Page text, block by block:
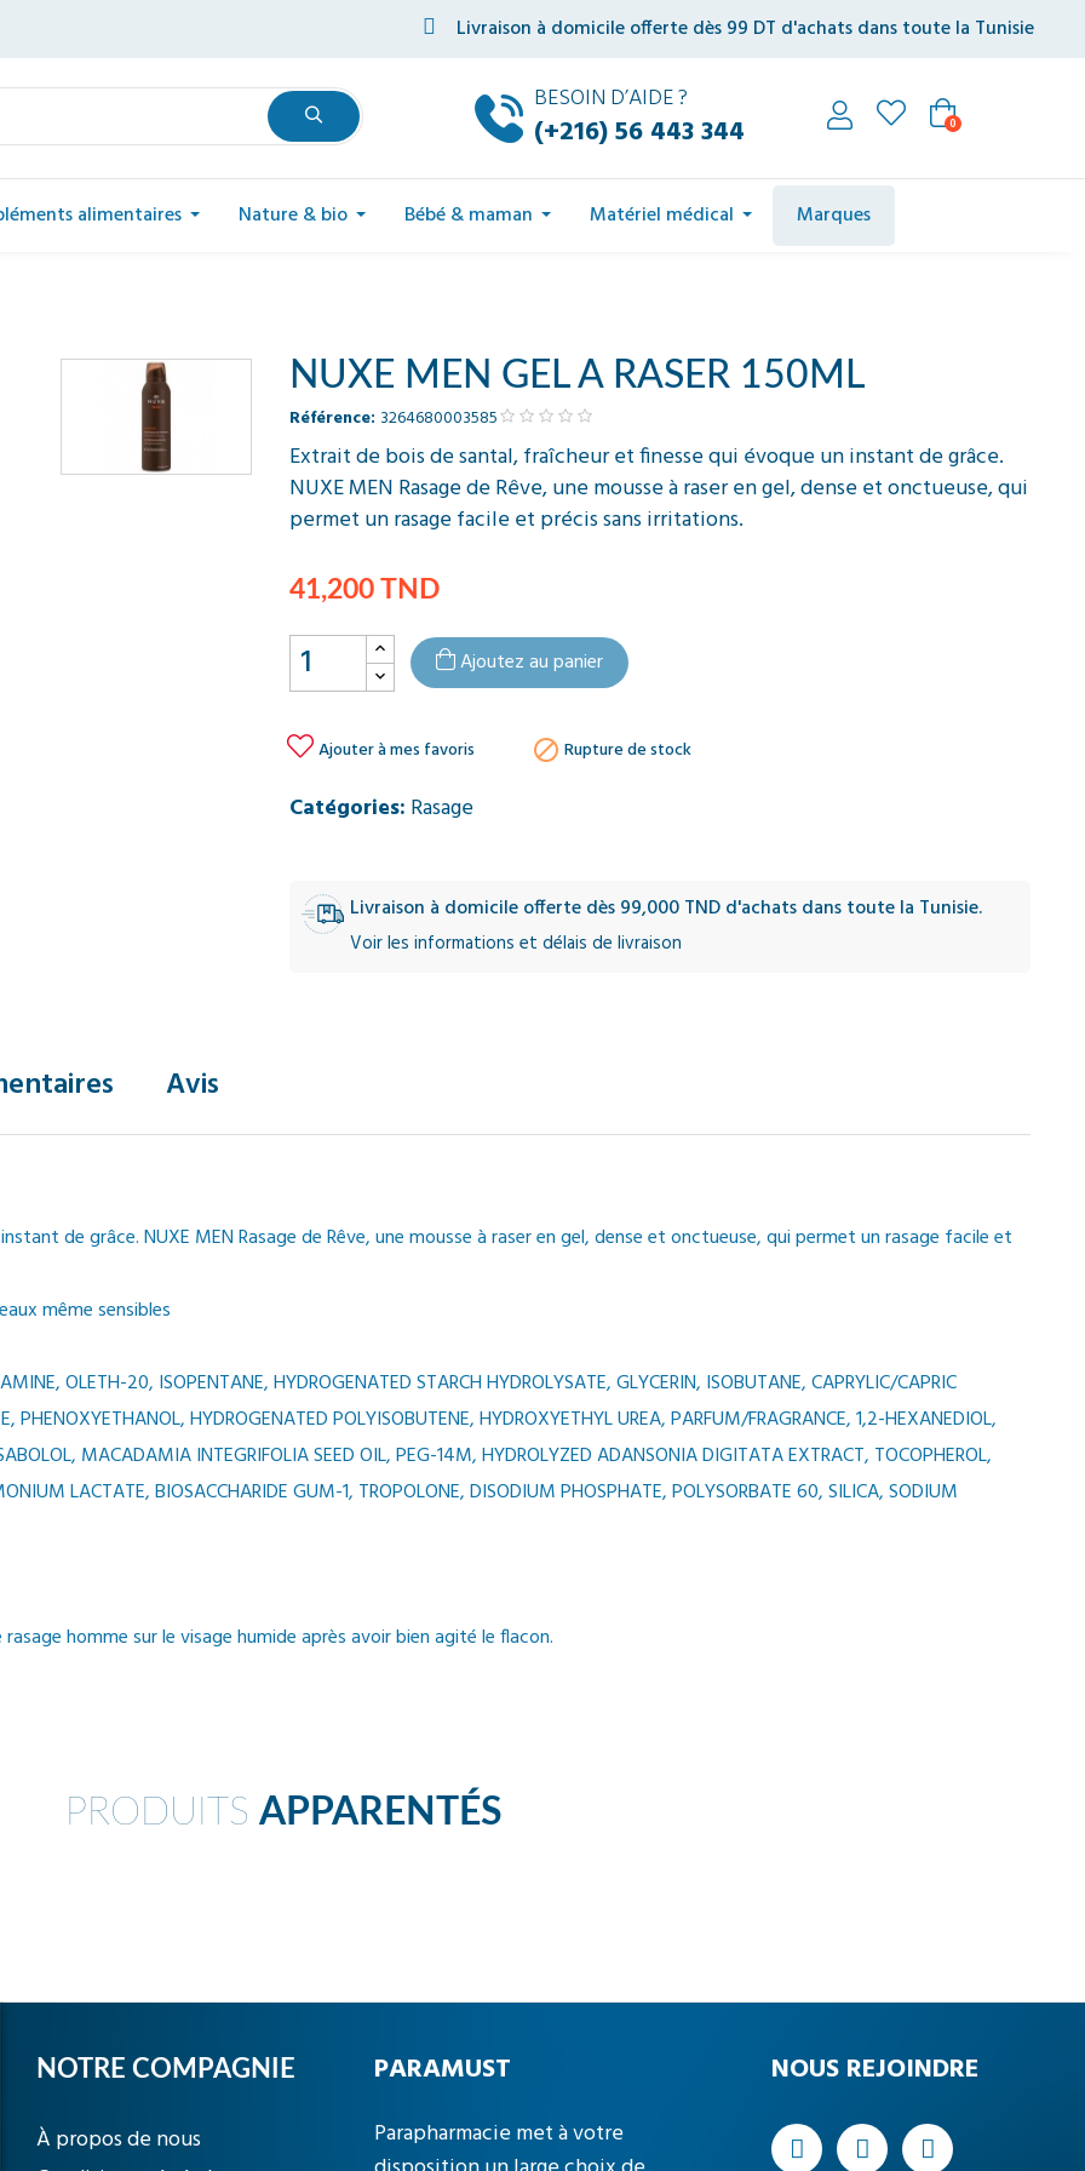
Livraison à domicile offerte dès 99 DT d'achats dans toute la Tunisie
BESOIN D’AIDE ?
(+216) 56 443 344 0
alimentaires Nature & bio Bébé & maman Matériel médical Marques
NUXE MEN GEL A RASER 150ML
Référence: 3264680003585
Extrait de bois de santal, fraîcheur et finesse qui évoque un instant de grâce.
NUXE MEN Rasage de Rêve, une mousse à raser en gel, dense et onctueuse, qui
permet un rasage facile et précis sans irritations.
41,200 TND
Ajoutez au panier
Ajouter à mes favoris  Rupture de stock
Catégories: Rasage
Livraison à domicile offerte dès 99,000 TND d'achats dans toute la Tunisie.
Voir les informations et délais de livraison
Avis
de grâce. NUXE MEN Rasage de Rêve, une mousse à raser en gel, dense et onctueuse, qui permet un rasage facile et
même sensibles
OLETH-20, ISOPENTANE, HYDROGENATED STARCH HYDROLYSATE, GLYCERIN, ISOBUTANE, CAPRYLIC/CAPRIC
PHENOXYETHANOL, HYDROGENATED POLYISOBUTENE, HYDROXYETHYL UREA, PARFUM/FRAGRANCE, 1,2-HEXANEDIOL,
MACADAMIA INTEGRIFOLIA SEED OIL, PEG-14M, HYDROLYZED ADANSONIA DIGITATA EXTRACT, TOCOPHEROL,
LACTATE, BIOSACCHARIDE GUM-1, TROPOLONE, DISODIUM PHOSPHATE, POLYSORBATE 60, SILICA, SODIUM
homme sur le visage humide après avoir bien agité le flacon.
PRODUITS APPARENTÉS
NOTRE COMPAGNIE
À propos de nous
PARAMUST
Parapharmacie met à votre
NOUS REJOINDRE